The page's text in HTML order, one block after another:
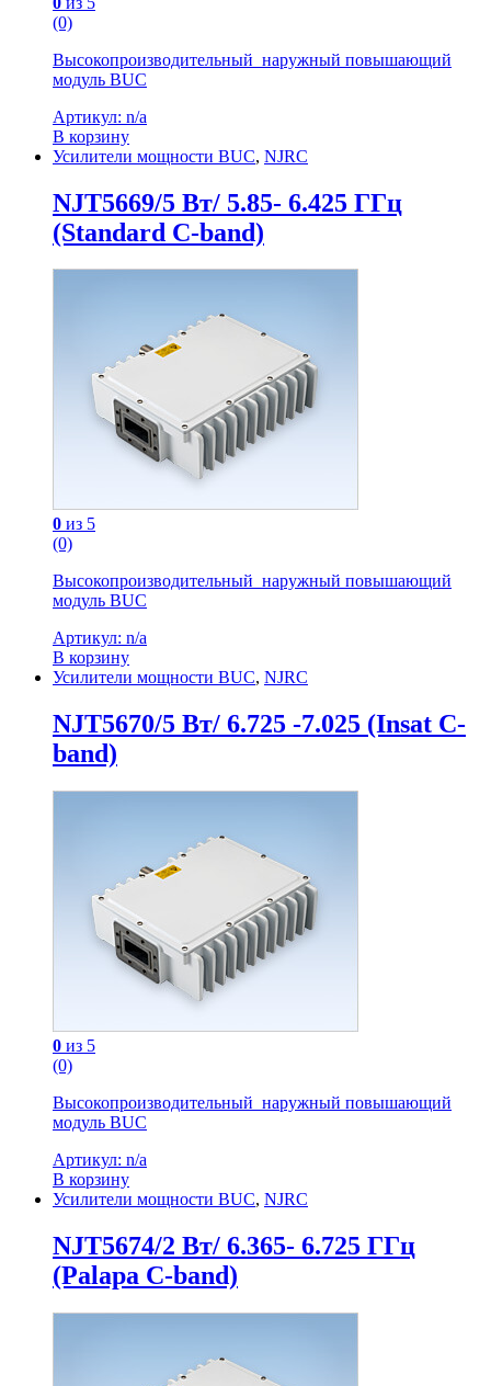
(0)
Высокопроизводительный наружный повышающий
модуль BUC
Артикул: n/a
В корзину
Усилители мощности BUC, NJRC
NJT5669/5 Вт/ 5.85- 6.425 ГГц
(Standard C-band)
0 из 5
(0)
Высокопроизводительный наружный повышающий
модуль BUC
Артикул: n/a
В корзину
Усилители мощности BUC, NJRC
NJT5670/5 Вт/ 6.725 -7.025 (Insat C-
band)
0 из 5
(0)
Высокопроизводительный наружный повышающий
модуль BUC
Артикул: n/a
В корзину
Усилители мощности BUC, NJRC
NJT5674/2 Вт/ 6.365- 6.725 ГГц
(Palapa C-band)